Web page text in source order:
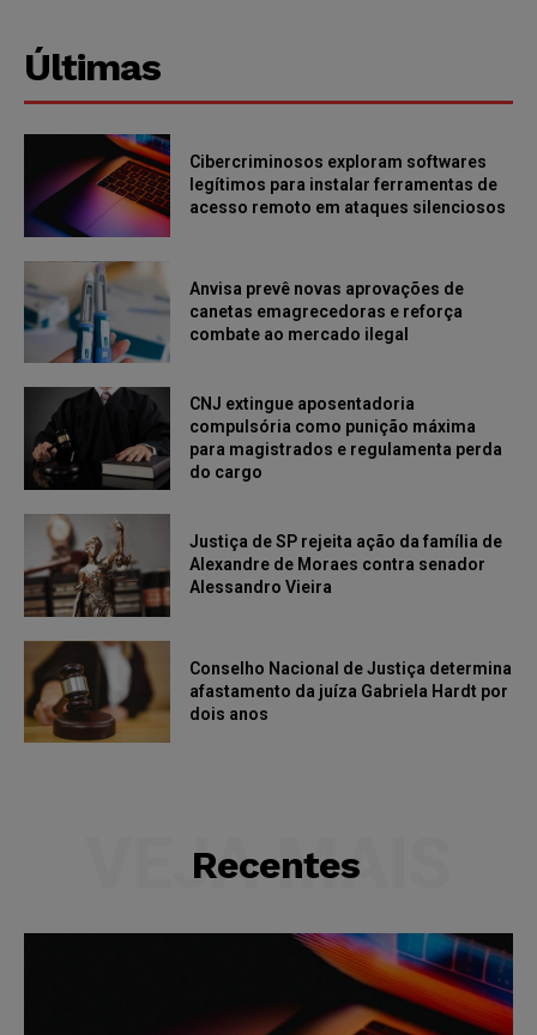
Últimas
Cibercriminosos exploram softwares
legítimos para instalar ferramentas de
acesso remoto em ataques silenciosos
Anvisa prevê novas aprovações de
canetas emagrecedoras e reforça
combate ao mercado ilegal
CNJ extingue aposentadoria
compulsória como punição máxima
para magistrados e regulamenta perda
do cargo
Justiça de SP rejeita ação da família de
Alexandre de Moraes contra senador
Alessandro Vieira
Conselho Nacional de Justiça determina
afastamento da juíza Gabriela Hardt por
dois anos
Recentes
VEJA MAIS